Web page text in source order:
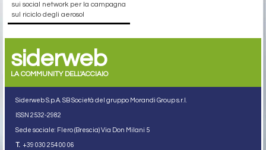
sui social network per la campagna
sul riciclo degli aerosol
siderweb
LA COMMUNITY DELL'ACCIAIO
Siderweb S.p.A. SB Società del gruppo Morandi Group s.r.l.
ISSN 2532-2982
Sede sociale: Flero (Brescia) Via Don Milani 5
T. +39 030 254 00 06